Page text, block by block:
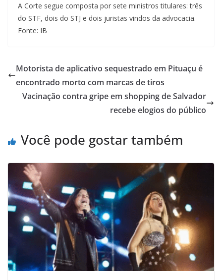
A Corte segue composta por sete ministros titulares: três
do STF, dois do STJ e dois juristas vindos da advocacia.
Fonte: IB
Motorista de aplicativo sequestrado em Pituaçu é
encontrado morto com marcas de tiros
Vacinação contra gripe em shopping de Salvador
recebe elogios do público
Você pode gostar também